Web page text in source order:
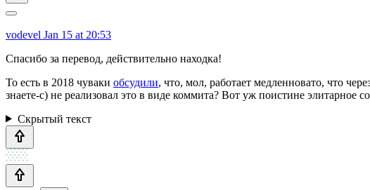
vodevel Jan 15 at 20:53
Спасибо за перевод, действительно находка!
То есть в 2018 чуваки обсудили, что, мол, работает медленновато, что
знаете-с) не реализовал это в виде коммита? Вот уж поистине элитарное
Скрытый текст